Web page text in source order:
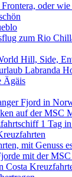
oder
zum Rio
Hill, Side,
Labranda
Ägäis
Fjord in
auf der MSC
1 Tag
mit Genuss
mit der
Costa